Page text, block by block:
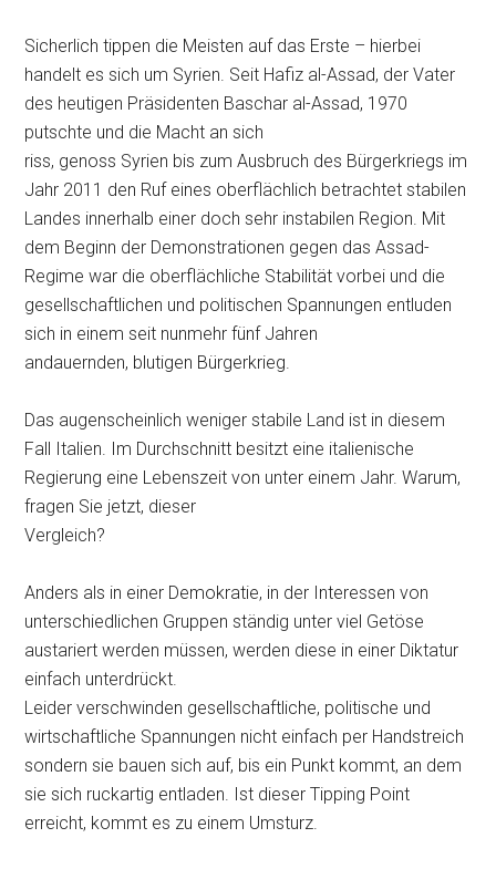
Sicherlich tippen die Meisten auf das Erste – hierbei
handelt es sich um Syrien. Seit Hafiz al-Assad, der Vater
des heutigen Präsidenten Baschar al-Assad, 1970
putschte und die Macht an sich
riss, genoss Syrien bis zum Ausbruch des Bürgerkriegs im
Jahr 2011 den Ruf eines oberflächlich betrachtet stabilen
Landes innerhalb einer doch sehr instabilen Region. Mit
dem Beginn der Demonstrationen gegen das Assad-
Regime war die oberflächliche Stabilität vorbei und die
gesellschaftlichen und politischen Spannungen entluden
sich in einem seit nunmehr fünf Jahren
andauernden, blutigen Bürgerkrieg.
Das augenscheinlich weniger stabile Land ist in diesem
Fall Italien. Im Durchschnitt besitzt eine italienische
Regierung eine Lebenszeit von unter einem Jahr. Warum,
fragen Sie jetzt, dieser
Vergleich?
Anders als in einer Demokratie, in der Interessen von
unterschiedlichen Gruppen ständig unter viel Getöse
austariert werden müssen, werden diese in einer Diktatur
einfach unterdrückt.
Leider verschwinden gesellschaftliche, politische und
wirtschaftliche Spannungen nicht einfach per Handstreich
sondern sie bauen sich auf, bis ein Punkt kommt, an dem
sie sich ruckartig entladen. Ist dieser Tipping Point
erreicht, kommt es zu einem Umsturz.